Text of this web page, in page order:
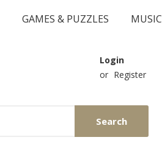
GAMES & PUZZLES MUSIC
Login
or Register
Search